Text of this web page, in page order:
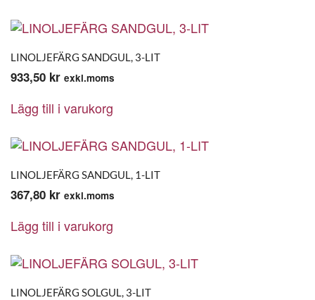
LINOLJEFÄRG SANDGUL, 3-LIT
933,50 kr exkl.moms
Lägg till i varukorg
LINOLJEFÄRG SANDGUL, 1-LIT
367,80 kr exkl.moms
Lägg till i varukorg
LINOLJEFÄRG SOLGUL, 3-LIT